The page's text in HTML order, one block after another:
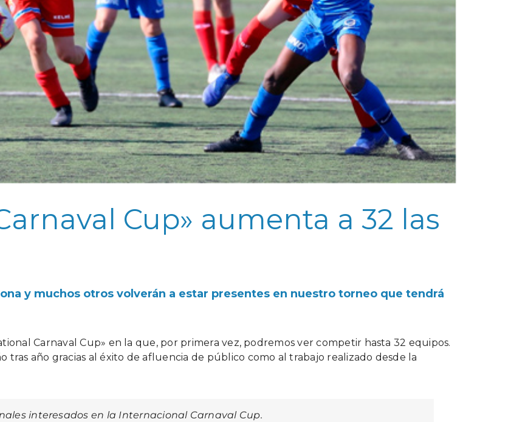
Cup» aumenta a 32 las
y muchos otros volverán a estar presentes en nuestro torneo que tendrá
Carnaval Cup» en la que, por primera vez, podremos ver competir hasta 32 equipos.
tras año gracias al éxito de afluencia de público como al trabajo realizado desde la
interesados en la Internacional Carnaval Cup.